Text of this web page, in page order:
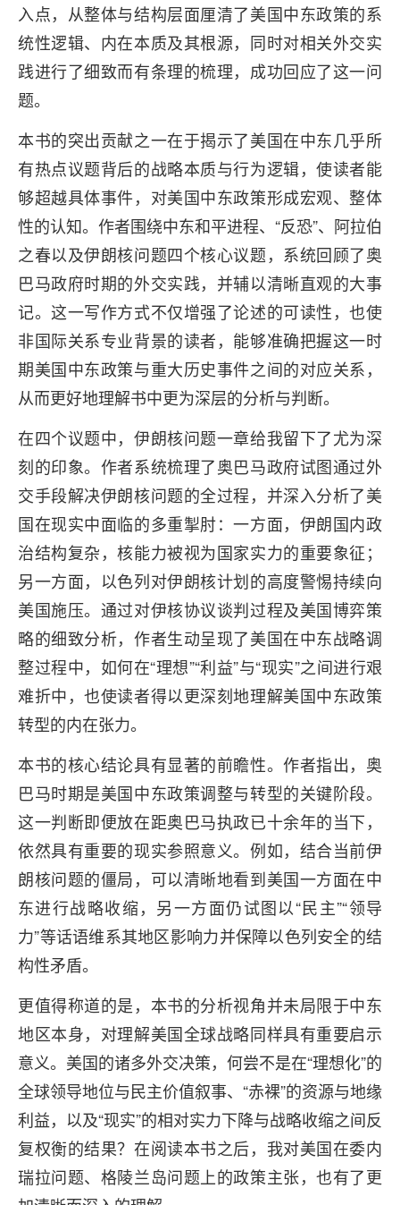
入点，从整体与结构层面厘清了美国中东政策的系
统性逻辑、内在本质及其根源，同时对相关外交实
践进行了细致而有条理的梳理，成功回应了这一问
题。
本书的突出贡献之一在于揭示了美国在中东几乎所
有热点议题背后的战略本质与行为逻辑，使读者能
够超越具体事件，对美国中东政策形成宏观、整体
性的认知。作者围绕中东和平进程、“反恐”、阿拉伯
之春以及伊朗核问题四个核心议题，系统回顾了奥
巴马政府时期的外交实践，并辅以清晰直观的大事
记。这一写作方式不仅增强了论述的可读性，也使
非国际关系专业背景的读者，能够准确把握这一时
期美国中东政策与重大历史事件之间的对应关系，
从而更好地理解书中更为深层的分析与判断。
在四个议题中，伊朗核问题一章给我留下了尤为深
刻的印象。作者系统梳理了奥巴马政府试图通过外
交手段解决伊朗核问题的全过程，并深入分析了美
国在现实中面临的多重掣肘：一方面，伊朗国内政
治结构复杂，核能力被视为国家实力的重要象征；
另一方面，以色列对伊朗核计划的高度警惕持续向
美国施压。通过对伊核协议谈判过程及美国博弈策
略的细致分析，作者生动呈现了美国在中东战略调
整过程中，如何在“理想”“利益”与“现实”之间进行艰
难折中，也使读者得以更深刻地理解美国中东政策
转型的内在张力。
本书的核心结论具有显著的前瞻性。作者指出，奥
巴马时期是美国中东政策调整与转型的关键阶段。
这一判断即便放在距奥巴马执政已十余年的当下，
依然具有重要的现实参照意义。例如，结合当前伊
朗核问题的僵局，可以清晰地看到美国一方面在中
东进行战略收缩，另一方面仍试图以“民主”“领导
力”等话语维系其地区影响力并保障以色列安全的结
构性矛盾。
更值得称道的是，本书的分析视角并未局限于中东
地区本身，对理解美国全球战略同样具有重要启示
意义。美国的诸多外交决策，何尝不是在“理想化”的
全球领导地位与民主价值叙事、“赤裸”的资源与地缘
利益，以及“现实”的相对实力下降与战略收缩之间反
复权衡的结果？在阅读本书之后，我对美国在委内
瑞拉问题、格陵兰岛问题上的政策主张，也有了更